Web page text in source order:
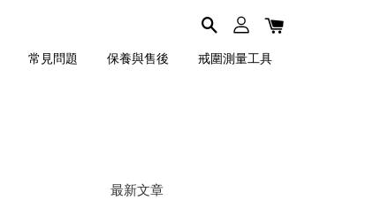
常見問題 保養與售後 戒圍測量工具
最新文章